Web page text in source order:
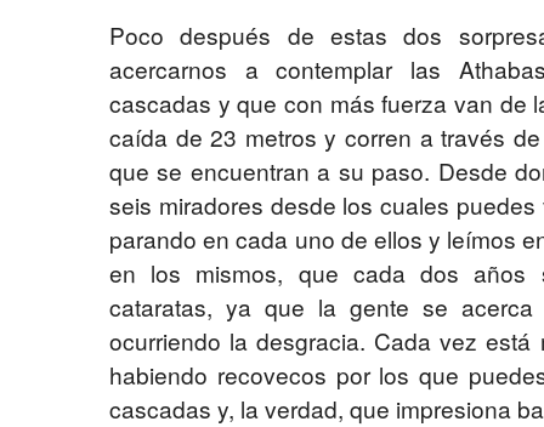
Poco después de estas dos
acercarnos a contemplar las
cascadas y que con más fuerza van de
caída de 23 metros y corren a través
que se encuentran a su paso. Desde
seis miradores desde los cuales
parando en cada uno de ellos y leímos
en los mismos, que cada dos
cataratas, ya que la gente se
ocurriendo la desgracia. Cada vez
habiendo recovecos por los que
cascadas y, la verdad, que impresiona